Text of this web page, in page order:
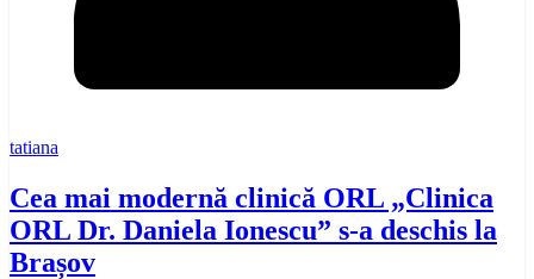
tatiana
Cea mai modernă clinică ORL „Clinica
ORL Dr. Daniela Ionescu” s-a deschis la
Brașov